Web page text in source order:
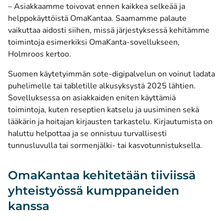
– Asiakkaamme toivovat ennen kaikkea selkeää ja
helppokäyttöistä OmaKantaa. Saamamme palaute
vaikuttaa aidosti siihen, missä järjestyksessä kehitämme
toimintoja esimerkiksi OmaKanta-sovellukseen,
Holmroos kertoo.
Suomen käytetyimmän sote-digipalvelun on voinut ladata
puhelimelle tai tabletille alkusyksystä 2025 lähtien.
Sovelluksessa on asiakkaiden eniten käyttämiä
toimintoja, kuten reseptien katselu ja uusiminen sekä
lääkärin ja hoitajan kirjausten tarkastelu. Kirjautumista on
haluttu helpottaa ja se onnistuu turvallisesti
tunnusluvulla tai sormenjälki- tai kasvotunnistuksella.
OmaKantaa kehitetään tiiviissä
yhteistyössä kumppaneiden
kanssa